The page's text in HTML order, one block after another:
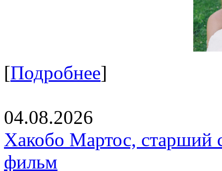
[Подробнее]
04.08.2026
Хакобо Мартос, старший
фильм